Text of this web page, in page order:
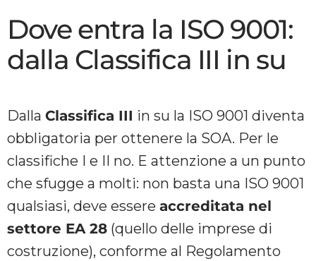
Dove entra la ISO 9001:
dalla Classifica III in su
Dalla Classifica III in su la ISO 9001 diventa
obbligatoria per ottenere la SOA. Per le
classifiche I e II no. E attenzione a un punto
che sfugge a molti: non basta una ISO 9001
qualsiasi, deve essere accreditata nel
settore EA 28(quello delle imprese di
costruzione), conforme al Regolamento